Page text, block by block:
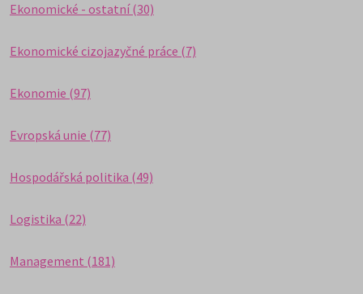
Ekonomické - ostatní (30)
Ekonomické cizojazyčné práce (7)
Ekonomie (97)
Evropská unie (77)
Hospodářská politika (49)
Logistika (22)
Management (181)